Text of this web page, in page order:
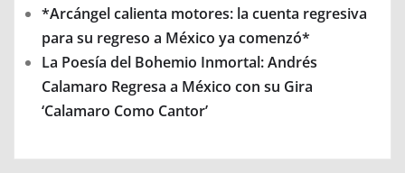
*Arcángel calienta motores: la cuenta regresiva
para su regreso a México ya comenzó*
La Poesía del Bohemio Inmortal: Andrés
Calamaro Regresa a México con su Gira
‘Calamaro Como Cantor’